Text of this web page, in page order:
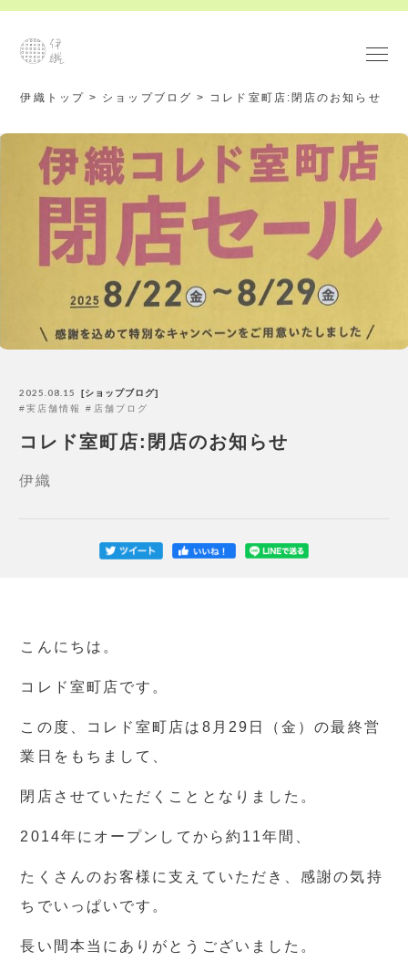
伊織トップ > ショップブログ > コレド室町店:閉店のお知らせ
2025.08.15
ショップブログ
実店舗情報
店舗ブログ
コレド室町店:閉店のお知らせ
伊織
こんにちは。
コレド室町店です。
この度、コレド室町店は8月29日（金）の最終営
業日をもちまして、
閉店させていただくこととなりました。
2014年にオープンしてから約11年間、
たくさんのお客様に支えていただき、感謝の気持
ちでいっぱいです。
長い間本当にありがとうございました。